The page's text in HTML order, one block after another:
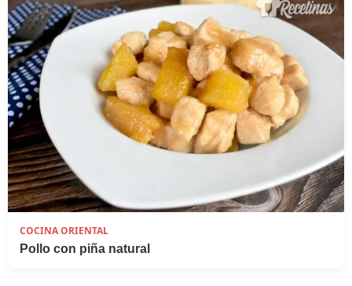
COCINA ORIENTAL
Pollo con piña natural